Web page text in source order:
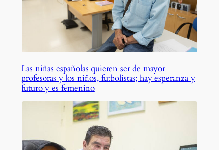
Las niñas españolas quieren ser de mayor
profesoras y los niños, futbolistas; hay esperanza y
futuro y es femenino